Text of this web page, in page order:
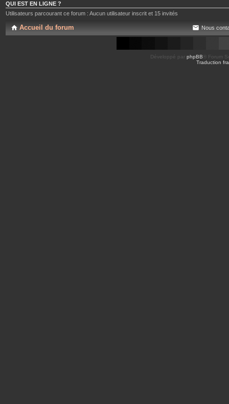
QUI EST EN LIGNE ?
Utilisateurs parcourant ce forum : Aucun utilisateur inscrit et 15 invités
Accueil du forum Nous
Développé par phpBB ® Forum
Traduction